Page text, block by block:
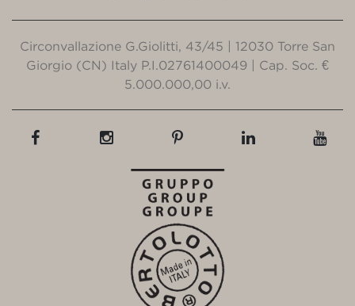
Circonvallazione G.Giolitti, 43/45 | 12030 Torre San
Giorgio (CN) Italy P.I.02761400049 | Cap. Soc. €
5.000.000,00 i.v.